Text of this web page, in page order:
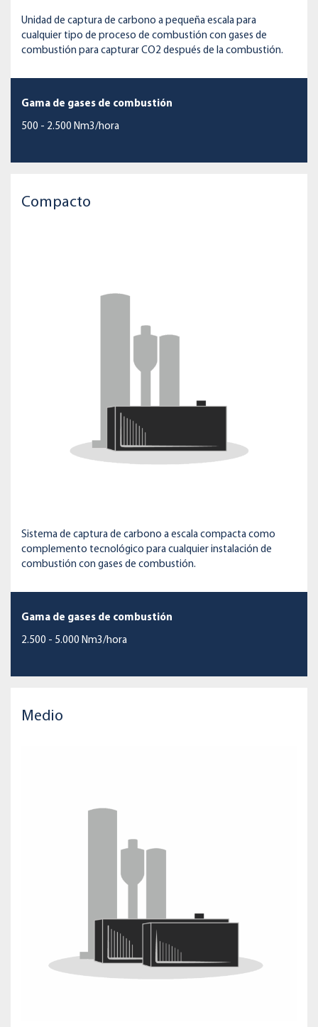
Unidad de captura de carbono a pequeña escala para
cualquier tipo de proceso de combustión con gases de
combustión para capturar CO2 después de la combustión.
Gama de gases de combustión
500 - 2.500 Nm3/hora
Compacto
Sistema de captura de carbono a escala compacta como
complemento tecnológico para cualquier instalación de
combustión con gases de combustión.
Gama de gases de combustión
2.500 - 5.000 Nm3/hora
Medio